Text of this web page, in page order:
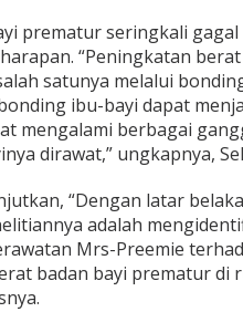
prematur seringkali
“Peningkatan
satunya melalui
ibu-bayi dapat
mengalami berbagai
dirawat,” ungkapnya,
“Dengan latar
adalah
Mrs-Preemie
badan bayi prematur di